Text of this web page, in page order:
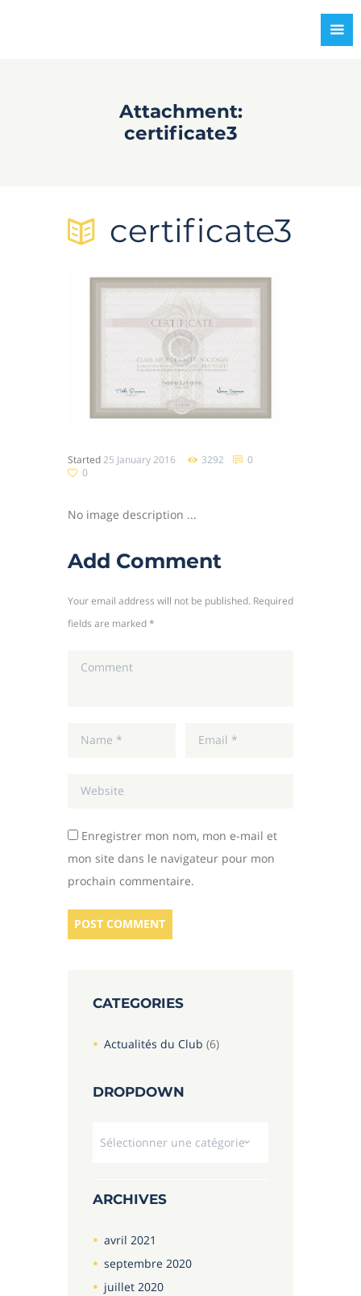
Attachment:
certificate3
certificate3
Started 25 January 2016 3292
0
0
No image description ...
Add Comment
Your email address will not be published. Required
fields are marked *
Enregistrer mon nom, mon e-mail et
mon site dans le navigateur pour mon
prochain commentaire.
CATEGORIES
Actualités du Club (6)
DROPDOWN
ARCHIVES
avril 2021
septembre 2020
juillet 2020